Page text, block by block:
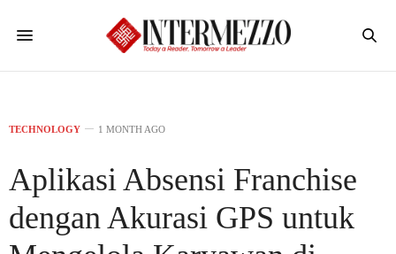
TECHNOLOGY 1 MONTH AGO
Aplikasi Absensi Franchise
dengan Akurasi GPS untuk